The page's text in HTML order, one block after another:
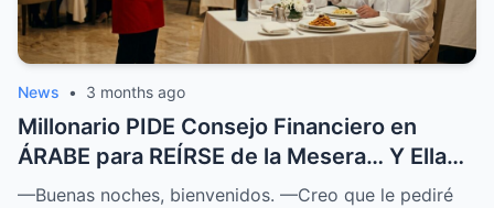
News • 3 months ago
Millonario PIDE Consejo Financiero en
ÁRABE para REÍRSE de la Mesera… Y Ella
SOPRENDIÓ a Todos
—Buenas noches, bienvenidos. —Creo que le pediré